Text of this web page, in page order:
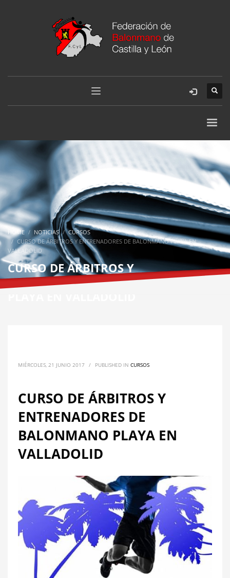
HOME NOTICIAS
CURSOS
CURSO DE ÁRBITROS Y ENTRENADORES DE BALONMANO PLAYA EN
VALLADOLID
CURSO DE ÁRBITROS Y
ENTRENADORES DE BALONMANO
MIÉRCOLES, 21 JUNIO 2017 / PUBLISHED IN CURSOS
CURSO DE ÁRBITROS Y
ENTRENADORES DE
BALONMANO PLAYA EN
VALLADOLID